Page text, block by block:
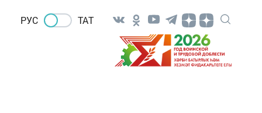
РУС ТАТ